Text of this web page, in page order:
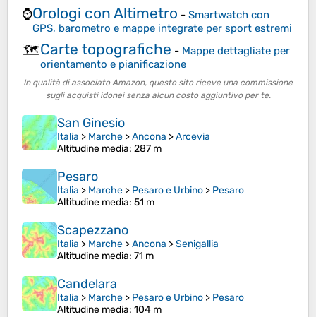
⌚Orologi con Altimetro - Smartwatch con
GPS, barometro e mappe integrate per sport estremi
🗺️Carte topografiche - Mappe dettagliate per
orientamento e pianificazione
In qualità di associato Amazon, questo sito riceve una commissione
sugli acquisti idonei senza alcun costo aggiuntivo per te.
San Ginesio
Italia > Marche >Ancona >Arcevia
Altitudine media: 287 m
Pesaro
Italia > Marche > Pesaro e Urbino > Pesaro
Altitudine media: 51 m
Scapezzano
Italia > Marche >Ancona >Senigallia
Altitudine media: 71 m
Candelara
Italia > Marche > Pesaro e Urbino > Pesaro
Altitudine media: 104 m